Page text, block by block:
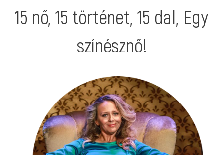
15 nő, 15 történet, 15 dal, Egy
színésznő!